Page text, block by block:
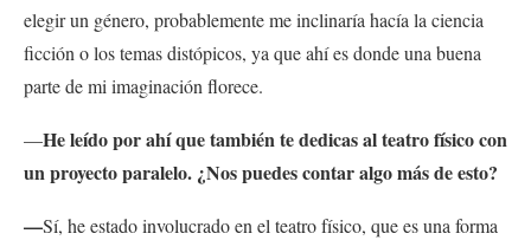
elegir un género, probablemente me inclinaría hacía la ciencia
ficción o los temas distópicos, ya que ahí es donde una buena
parte de mi imaginación florece.
—He leído por ahí que también te dedicas al teatro físico con
un proyecto paralelo. ¿Nos puedes contar algo más de esto?
—Sí, he estado involucrado en el teatro físico, que es una forma